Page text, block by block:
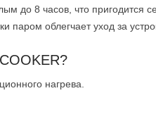
до 8 часов, что пригодится
паром облегчает уход за
нагрева.